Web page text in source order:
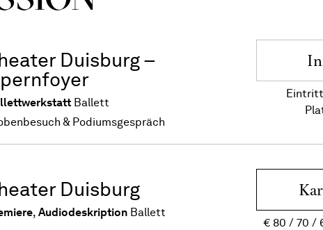
Duisburg –
Ballett
& Podiumsgespräch
Duisburg
, Audiodeskription Ballett
€ 80 70